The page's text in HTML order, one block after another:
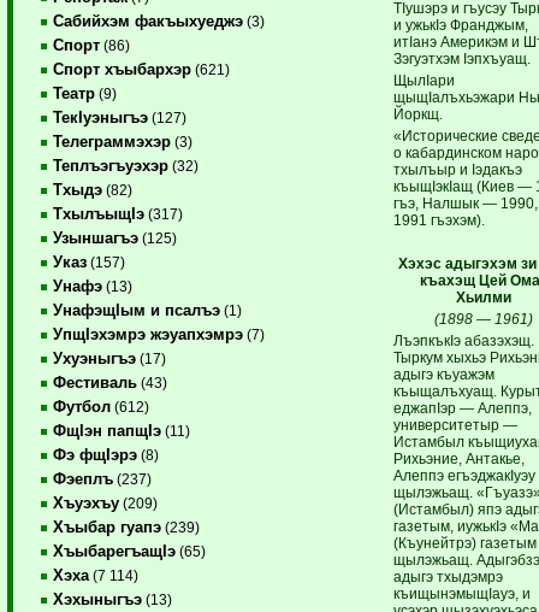
Сабийхэм факъыхуеджэ (3)
Спорт (86)
Спорт хъыбархэр (621)
Театр (9)
ТекIуэныгъэ (127)
Телеграммэхэр (3)
Теплъэгъуэхэр (32)
Тхыдэ (82)
ТхылъыщIэ (317)
Узыншагъэ (125)
Указ (157)
Унафэ (13)
УнафэщIым и псалъэ (1)
УпщIэхэмрэ жэуапхэмрэ (7)
Ухуэныгъэ (17)
Фестиваль (43)
Футбол (612)
ФщIэн папщIэ (11)
Фэ фщIэрэ (8)
Фэеплъ (237)
Хъуэхъу (209)
Хъыбар гуапэ (239)
ХъыбарегъащIэ (65)
Хэха (7 114)
Хэхыныгъэ (13)
ТIушэрэ и гъусэу
и ужькIэ Франджым,
итIанэ Америкэм и
Зэгуэтхэм Iэпхъуащ.
ЩылIари
щыщIалъхьэжари
Йоркщ.
«Исторические
о кабардинском
тхылъыр и Iэдакъэ
къыщIэкIащ (Киев —
гъэ, Налшык — 1990,
1991 гъэхэм).
Хэхэс адыгэхэм зи
къахэщ Цей
Хьилми
(1898 — 1961)
ЛъэпкъкIэ абазэхэщ.
Тыркум хыхьэ
адыгэ къуажэм
къыщалъхуащ.
еджапIэр — Алеппэ,
университетыр —
Истамбыл
Рихьэние, Антакье,
Алеппэ егъэджакIуэу
щылэжьащ.
(Истамбыл) япэ
газетым, иужькIэ
(Къунейтрэ) газетым
щылэжьащ.
адыгэ тхыдэмрэ
къищынэмыщIауэ, и